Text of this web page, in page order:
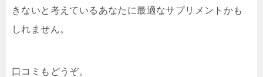
きないと考えているあなたに最適なサプリメントかも
しれません。
口コミもどうぞ。